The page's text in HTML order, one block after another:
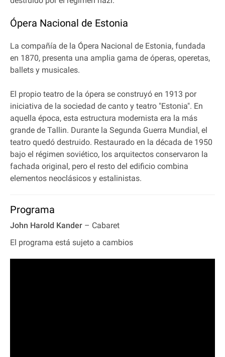
Ópera Nacional de Estonia
La compañía de la Ópera Nacional de Estonia, fundada
en 1870, presenta una amplia gama de óperas, operetas,
ballets y musicales.
El propio teatro de la ópera se construyó en 1913 por
iniciativa de la sociedad de canto y teatro "Estonia". En
aquella época, esta estructura modernista era la más
grande de Tallin. Durante la Segunda Guerra Mundial, el
teatro quedó destruido. Restaurado en la década de 1950
bajo el régimen soviético, los arquitectos conservaron la
fachada original, pero el resto del edificio combina
elementos neoclásicos y estalinistas.
Programa
John Harold Kander – Cabaret
El programa está sujeto a cambios